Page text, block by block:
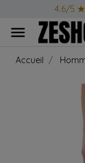
4.6/5
menu
Accueil